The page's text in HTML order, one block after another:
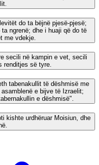
do ta bëjnë pjesë-pjesë;
ngrenë; dhe i huaji që do të
me vdekje.
secili në kampin e vet, secili
renditjes së tyre.
tabenakullit të dëshmisë me
e bijve të Izraelit;
e dëshmisë".
kishte urdhëruar Moisiun, dhe